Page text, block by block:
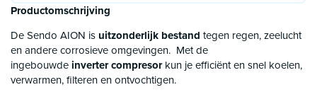
Productomschrijving
De Sendo AION is uitzonderlijk bestand tegen regen, zeelucht
en andere corrosieve omgevingen. Met de
ingebouwdeinverter compresorkun je efficiënt en snel koelen,
verwarmen, filteren en ontvochtigen.